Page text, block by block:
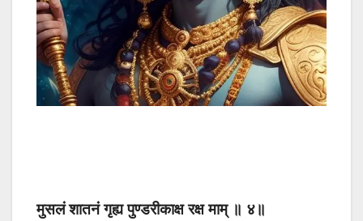
मुसलं शातनं गृह्य पुण्डरीकाक्ष रक्ष माम् ॥ ४॥